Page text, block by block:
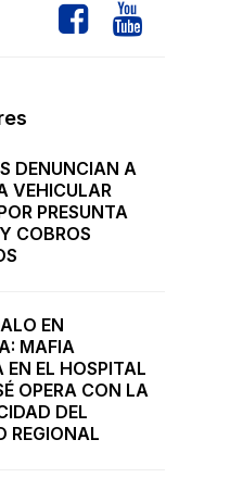
DENUNCIAN A
VEHICULAR
PRESUNTA
COBROS
EN
MAFIA
EN EL HOSPITAL
OPERA CON LA
DEL
REGIONAL